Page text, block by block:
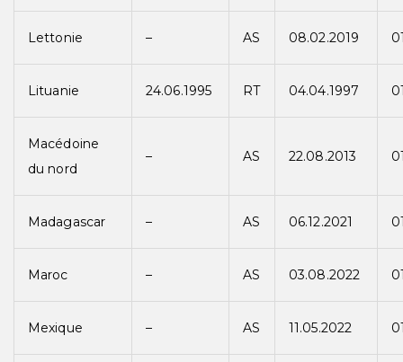
Lettonie – AS 08.02.2019
Lituanie 24.06.1995 RT 04.04.1997
Macédoine
du nord
– AS 22.08.2013
Madagascar – AS 06.12.2021
Maroc – AS 03.08.2022
Mexique – AS 11.05.2022